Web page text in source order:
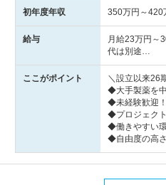
初年度年収 350万円～420
給与
月給23万円～
代は別途…
ここがポイント
＼設立以来26
◆大手製薬を
◆未経験歓迎
◆プロジェク
◆働きやすい
◆自由度の高